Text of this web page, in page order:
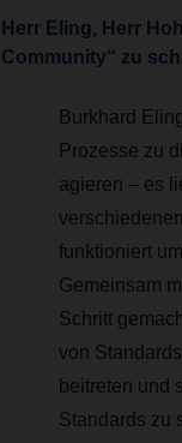
Herr Eling, Herr
Community“ zu
Burkhard
Prozesse zu
agieren – es
funktioniert
Gemeinsam
Schritt
von
beitreten und
Standards zu